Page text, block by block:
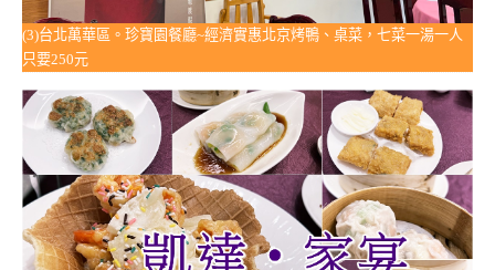
(3)台北萬華區。珍寶園餐廳~經濟實惠北京烤鴨、桌菜，七菜一湯一人
只要250元